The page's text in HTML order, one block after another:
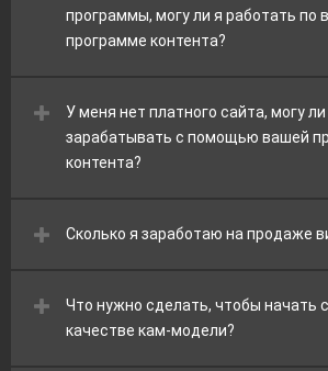
программы, могу ли я работать по
программе контента?
У меня нет платного сайта, могу ли
зарабатывать с помощью вашей
контента?
Сколько я заработаю на продаже
Что нужно сделать, чтобы начать
качестве кам-модели?